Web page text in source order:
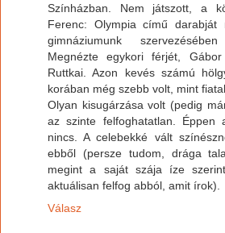
Színházban. Nem játszott, a
Ferenc: Olympia című
gimnáziumunk
Megnézte egykori férjét,
Ruttkai. Azon kevés számú
korában még szebb volt, mint
Olyan kisugárzása volt (pedig
az szinte felfoghatatlan.
nincs. A celebekké vált
ebből (persze tudom, drága
megint a saját szája íze
aktuálisan felfog abból, amit írok).
Válasz